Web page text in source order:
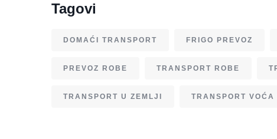
Tagovi
DOMAĆI TRANSPORT FRIGO PREVOZ
PREVOZ ROBE TRANSPORT ROBE
TRANSPORT U ZEMLJI TRANSPORT VOĆA